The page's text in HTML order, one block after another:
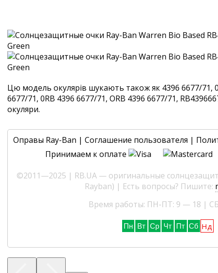
Цю модель окулярів шукають також як 4396 6677/71,
6677/71, 0RB 4396 6677/71, ORB 4396 6677/71,
окуляри.
Оправы Ray-Ban | Соглашение пользователя |
Принимаем к оплате
©2011—2025 | RB.UA — оригинальные
Rayban) | Есть вопросы? Пишите:
Время работы: ПН-ПТ: 9 — 18 |
Пн Вт Ср Чт Пт Сб Нд